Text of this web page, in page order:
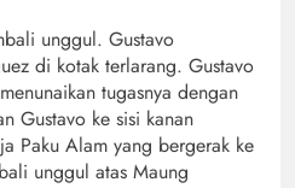
unggul. Gustavo
di kotak terlarang. Gustavo
tugasnya dengan
Gustavo ke sisi kanan
Paku Alam yang bergerak ke
unggul atas Maung